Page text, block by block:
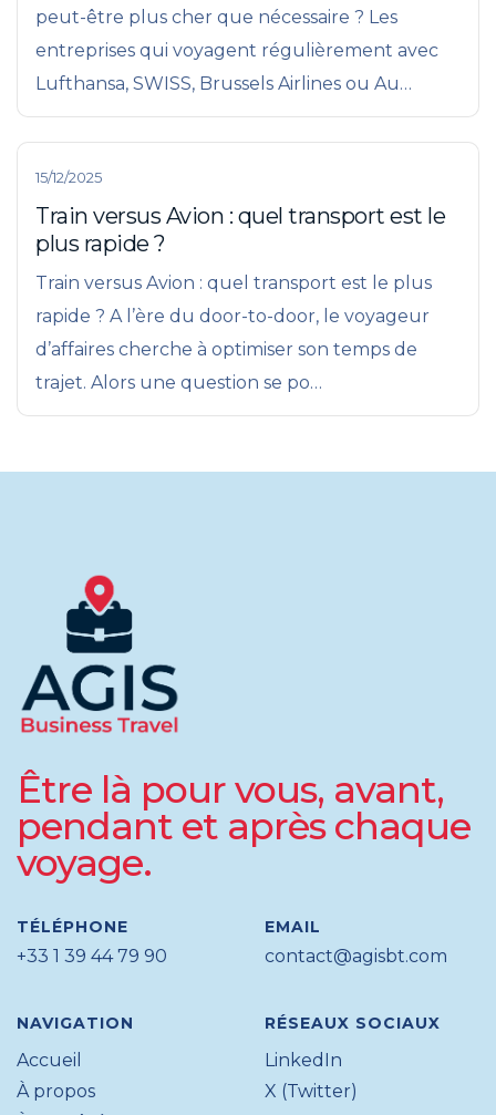
peut-être plus cher que nécessaire ? Les
entreprises qui voyagent régulièrement avec
Lufthansa, SWISS, Brussels Airlines ou Au…
15/12/2025
Train versus Avion : quel transport est le
plus rapide ?
Train versus Avion : quel transport est le plus
rapide ? A l’ère du door-to-door, le voyageur
d’affaires cherche à optimiser son temps de
trajet. Alors une question se po…
Être là pour vous, avant,
pendant et après chaque
voyage.
TÉLÉPHONE
+33 1 39 44 79 90
EMAIL
contact@agisbt.com
NAVIGATION
Accueil
À propos
RÉSEAUX SOCIAUX
LinkedIn
X (Twitter)